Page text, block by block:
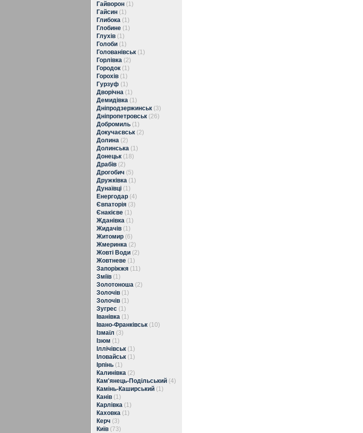
Гайворон (1)
Гайсин (1)
Глибока (1)
Глобине (1)
Глухів (1)
Голоби (1)
Голованівськ (1)
Горлівка (2)
Городок (1)
Горохів (1)
Гурзуф (1)
Дворічна (1)
Демидівка (1)
Дніпродзержинськ (3)
Дніпропетровськ (26)
Добромиль (1)
Докучаєвськ (2)
Долина (2)
Долинська (1)
Донецьк (18)
Драбів (2)
Дрогобич (5)
Дружківка (1)
Дунаївці (1)
Енергодар (4)
Євпаторія (3)
Єнакієве (1)
Жданівка (1)
Жидачів (1)
Житомир (6)
Жмеринка (2)
Жовті Води (2)
Жовтневе (1)
Запоріжжя (11)
Зміїв (1)
Золотоноша (2)
Золочів (1)
Золочів (1)
Зугрес (1)
Іванівка (1)
Івано-Франківськ (10)
Ізмаїл (3)
Ізюм (1)
Іллічівськ (1)
Іловайськ (1)
Ірпінь (1)
Калинівка (2)
Кам'янець-Подільський (4)
Камінь-Каширський (1)
Канів (1)
Карлівка (1)
Каховка (1)
Керч (3)
Київ (73)